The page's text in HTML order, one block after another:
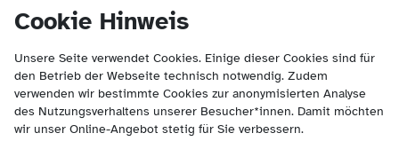
Cookie Hinweis
Unsere Seite verwendet Cookies. Einige dieser Cookies sind für
den Betrieb der Webseite technisch notwendig. Zudem
verwenden wir bestimmte Cookies zur anonymisierten Analyse
des Nutzungsverhaltens unserer Besucher*innen. Damit möchten
wir unser Online-Angebot stetig für Sie verbessern.
springen
(Kontakt und Suche) springen.